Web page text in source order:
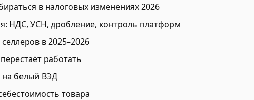
в налоговых изменениях 2026
НДС, УСН, дробление, контроль платформ
в 2025–2026
работать
белый ВЭД
товара